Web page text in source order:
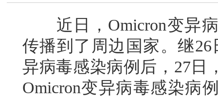
近日，Omicron变异病
传播到了周边国家。继
异病毒感染病例后，27日
Omicron变异病毒感染病